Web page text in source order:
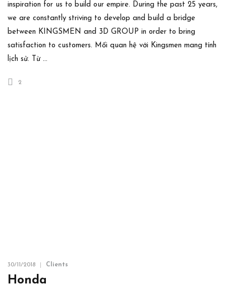
inspiration for us to build our empire. During the past 25 years,
we are constantly striving to develop and build a bridge
between KINGSMEN and 3D GROUP in order to bring
satisfaction to customers. Mối quan hệ với Kingsmen mang tính
lịch sử. Từ …
2
30/11/2018 Clients
Honda